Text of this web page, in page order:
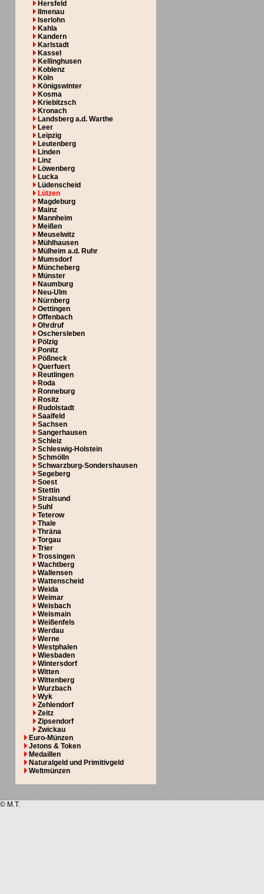
Hersfeld
Ilmenau
Iserlohn
Kahla
Kandern
Karlstadt
Kassel
Kellinghusen
Koblenz
Köln
Königswinter
Kosma
Kriebitzsch
Kronach
Landsberg a.d. Warthe
Leer
Leipzig
Leutenberg
Linden
Linz
Löwenberg
Lucka
Lüdenscheid
Lützen
Magdeburg
Mainz
Mannheim
Meißen
Meuselwitz
Mühlhausen
Mülheim a.d. Ruhr
Mumsdorf
Müncheberg
Münster
Naumburg
Neu-Ulm
Nürnberg
Oettingen
Offenbach
Ohrdruf
Oschersleben
Pölzig
Ponitz
Pößneck
Querfuert
Reutlingen
Roda
Ronneburg
Rositz
Rudolstadt
Saalfeld
Sachsen
Sangerhausen
Schleiz
Schleswig-Holstein
Schmölln
Schwarzburg-Sondershausen
Segeberg
Soest
Stettin
Stralsund
Suhl
Teterow
Thale
Thräna
Torgau
Trier
Trossingen
Wachtberg
Wallensen
Wattenscheid
Weida
Weimar
Weisbach
Weismain
Weißenfels
Werdau
Werne
Westphalen
Wiesbaden
Wintersdorf
Witten
Wittenberg
Wurzbach
Wyk
Zehlendorf
Zeitz
Zipsendorf
Zwickau
Euro-Münzen
Jetons & Token
Medaillen
Naturalgeld und Primitivgeld
Weltmünzen
© M.T.